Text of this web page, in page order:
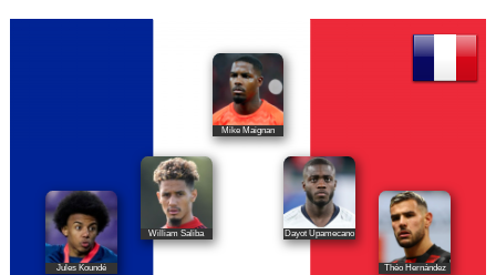
Mike Maignan
Jules Koundé
William Saliba Dayot Upamecano
Théo Hernández